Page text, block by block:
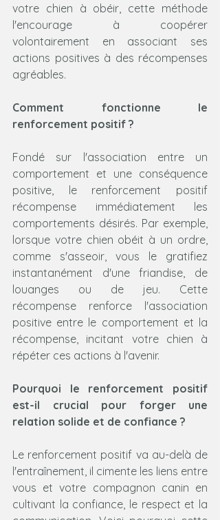
votre chien à obéir, cette méthode
l'encourage à coopérer
volontairement en associant ses
actions positives à des récompenses
agréables.
Comment fonctionne le
renforcement positif ?
Fondé sur l'association entre un
comportement et une conséquence
positive, le renforcement positif
récompense immédiatement les
comportements désirés. Par exemple,
lorsque votre chien obéit à un ordre,
comme s'asseoir, vous le gratifiez
instantanément d'une friandise, de
louanges ou de jeu. Cette
récompense renforce l'association
positive entre le comportement et la
récompense, incitant votre chien à
répéter ces actions à l'avenir.
Pourquoi le renforcement positif
est-il crucial pour forger une
relation solide et de confiance ?
Le renforcement positif va au-delà de
l'entraînement, il cimente les liens entre
vous et votre compagnon canin en
cultivant la confiance, le respect et la